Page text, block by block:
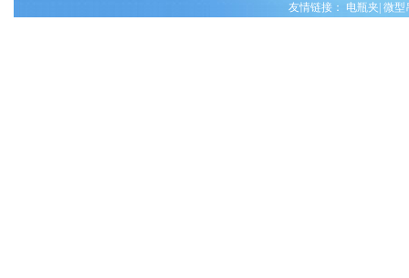
友情链接：
电瓶夹 微型